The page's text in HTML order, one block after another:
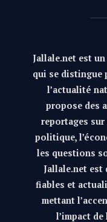
Jallale.net est
qui se distingue
l’actualité
propose des
reportages
politique,
les questions
Jallale.net
fiables et
mettant
l’impact